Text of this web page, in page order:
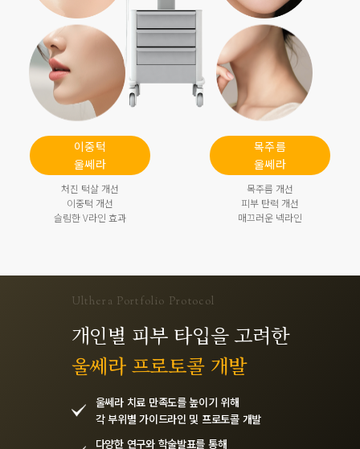
이중턱
울쎄라
처진 턱살 개선
이중턱 개선
슬림한 V라인 효과
목주름
울쎄라
목주름 개선
피부 탄력 개선
매끄러운 넥라인
Ulthera Portfolio Protocol
개인별 피부 타입을 고려한
울쎄라 프로토콜 개발
울쎄라 치료 만족도를 높이기 위해
각 부위별 가이드라인 및 프로토콜 개발
다양한 연구와 학술발표를 통해